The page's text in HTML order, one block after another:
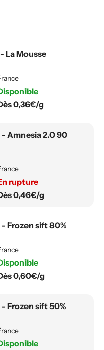
La Mousse
0,36€/g
- Amnesia 2.0 90
rupture
0,46€/g
- Frozen sift 80%
0,60€/g
- Frozen sift 50%